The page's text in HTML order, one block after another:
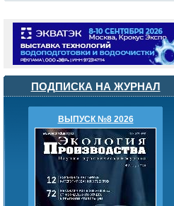
ПОДПИСКА НА ЖУРНАЛ
ВЫПУСК №8 2026